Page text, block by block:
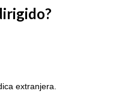
extranjera.